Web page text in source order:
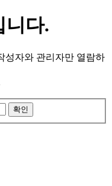
니다.
성자와 관리자만 열람하